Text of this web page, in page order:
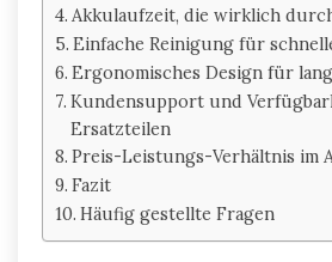
Akkulaufzeit, die wirklich
Einfache Reinigung für
Ergonomisches Design für
Kundensupport und
Ersatzteilen
Preis-Leistungs-Verhältnis im
Fazit
Häufig gestellte Fragen